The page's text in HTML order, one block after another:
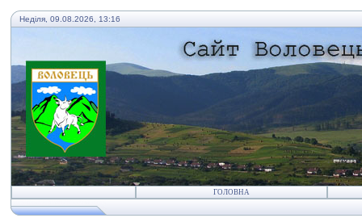
Неділя, 09.08.2026, 13:16
ГОЛОВНА